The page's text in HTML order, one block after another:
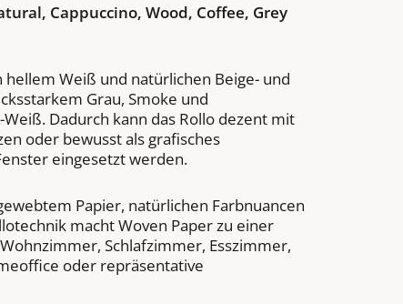
Cappuccino, Wood, Coffee, Grey
Weiß und natürlichen Beige- und
Grau, Smoke und
Dadurch kann das Rollo dezent mit
oder bewusst als grafisches
eingesetzt werden.
Papier, natürlichen Farbnuancen
macht Woven Paper zu einer
Schlafzimmer, Esszimmer,
oder repräsentative